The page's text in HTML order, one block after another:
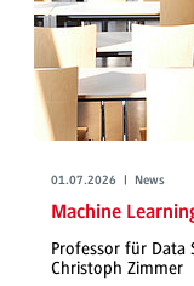
01.07.2026 | News
Machine
Professor für Data
Christoph Zimmer